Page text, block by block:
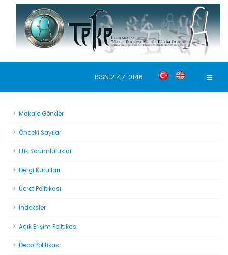
ISSN:2147-0146
Makale Gönder
Önceki Sayılar
Etik Sorumluluklar
Dergi Kurulları
Ücret Politikası
İndeksler
Açık Erişim Politikası
Depo Politikası